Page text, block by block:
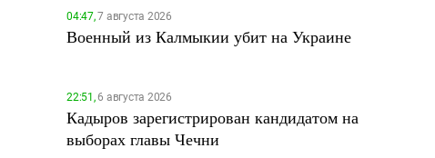
04:47,7 августа 2026
Военный из Калмыкии убит на Украине
22:51,6 августа 2026
Кадыров зарегистрирован кандидатом на
выборах главы Чечни